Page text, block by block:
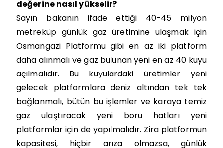
değerine nasıl yükselir?
Sayın bakanın ifade ettiği 40-45 milyon
metreküp günlük gaz üretimine ulaşmak için
Osmangazi Platformu gibi en az iki platform
daha alınmalı ve gaz bulunan yeni en az 40 kuyu
açılmalıdır. Bu kuyulardaki üretimler yeni
gelecek platformlara deniz altından tek tek
bağlanmalı, bütün bu işlemler ve karaya temiz
gaz ulaştıracak yeni boru hatları yeni
platformlar için de yapılmalıdır. Zira platformun
kapasitesi, hiçbir arıza olmazsa, günlük